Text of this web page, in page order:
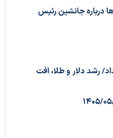
درباره جانشین رئیس
طلا و سکه امروز ۱۲ مرداد/ رشد دلار و طلا، افت